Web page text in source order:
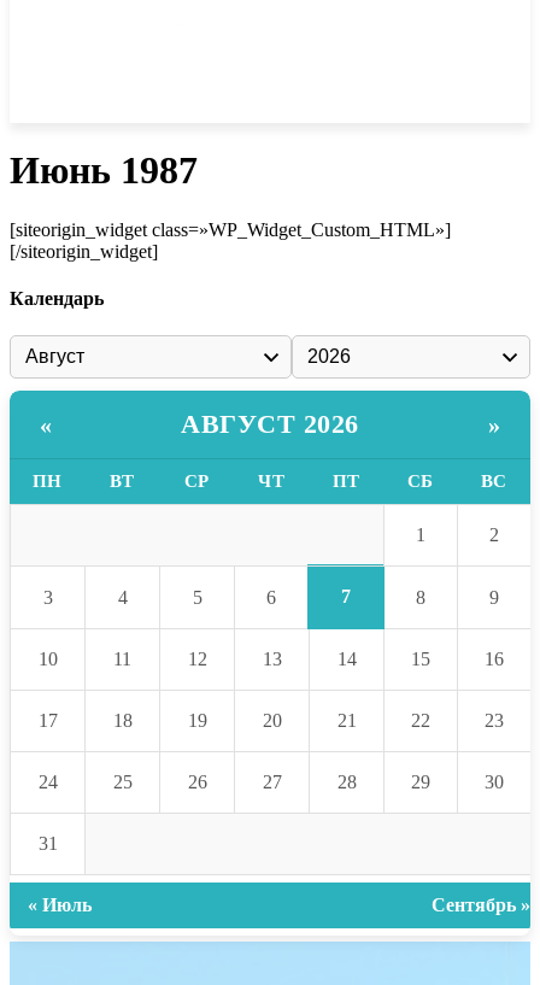
Июнь 1987
[siteorigin_widget class=»WP_Widget_Custom_HTML»]
[/siteorigin_widget]
Календарь
« АВГУСТ 2026 »
ПН ВТ СР ЧТ ПТ СБ ВС
1 2
3 4 5 6 7 8 9
10 11 12 13 14 15 16
17 18 19 20 21 22 23
24 25 26 27 28 29 30
31
« Июль Сентябрь »